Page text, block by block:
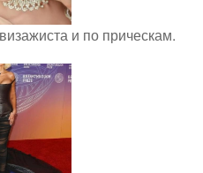
и по прическам.